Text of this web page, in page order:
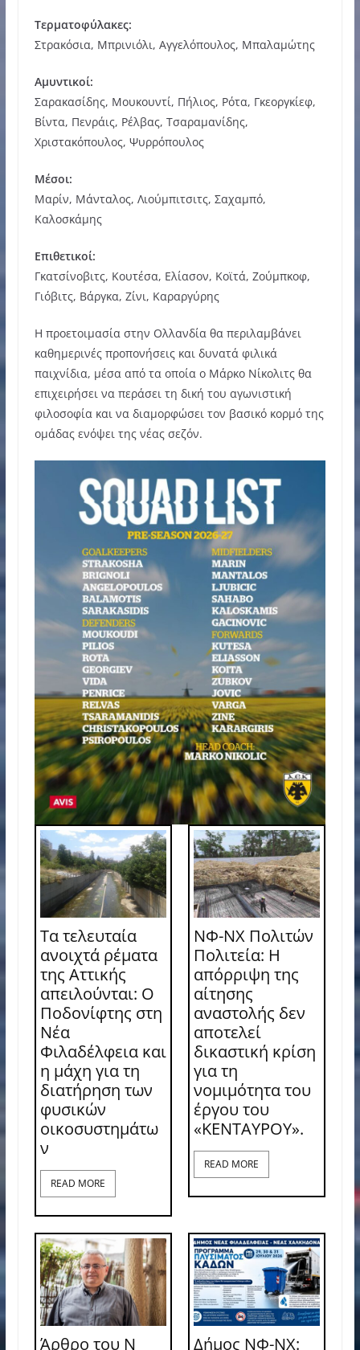
Τερματοφύλακες:
Στρακόσια, Μπρινιόλι, Αγγελόπουλος, Μπαλαμώτης
Αμυντικοί:
Σαρακασίδης, Μουκουντί, Πήλιος, Ρότα, Γκεοργκίεφ,
Βίντα, Πενράις, Ρέλβας, Τσαραμανίδης,
Χριστακόπουλος, Ψυρρόπουλος
Μέσοι:
Μαρίν, Μάνταλος, Λιούμπιτσιτς, Σαχαμπό,
Καλοσκάμης
Επιθετικοί:
Γκατσίνοβιτς, Κουτέσα, Ελίασον, Κοϊτά, Ζούμπκοφ,
Γιόβιτς, Βάργκα, Ζίνι, Καραργύρης
Η προετοιμασία στην Ολλανδία θα περιλαμβάνει
καθημερινές προπονήσεις και δυνατά φιλικά
παιχνίδια, μέσα από τα οποία ο Μάρκο Νίκολιτς θα
επιχειρήσει να περάσει τη δική του αγωνιστική
φιλοσοφία και να διαμορφώσει τον βασικό κορμό της
ομάδας ενόψει της νέας σεζόν.
Τα τελευταία
ανοιχτά ρέματα
της Αττικής
απειλούνται: Ο
Ποδονίφτης στη
Νέα
Φιλαδέλφεια και
η μάχη για τη
διατήρηση των
φυσικών
οικοσυστημάτω
ν
READ MORE
ΝΦ-ΝΧ Πολιτών
Πολιτεία: Η
απόρριψη της
αίτησης
αναστολής δεν
αποτελεί
δικαστική κρίση
για τη
νομιμότητα του
έργου του
«ΚΕΝΤΑΥΡΟΥ».
READ MORE
Άρθρο του Ν Δήμος ΝΦ-ΝΧ: